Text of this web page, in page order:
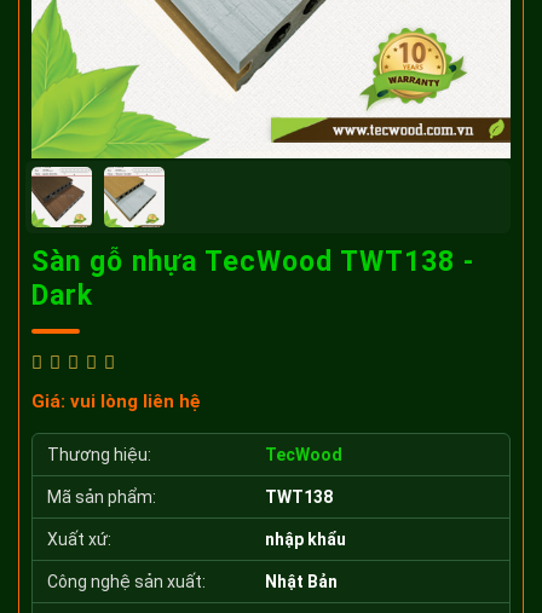
Sàn gỗ nhựa TecWood TWT138 -
Dark
Giá: vui lòng liên hệ
Thương hiệu: TecWood
Mã sản phẩm: TWT138
Xuất xứ: nhập khẩu
Công nghệ sản xuất: Nhật Bản